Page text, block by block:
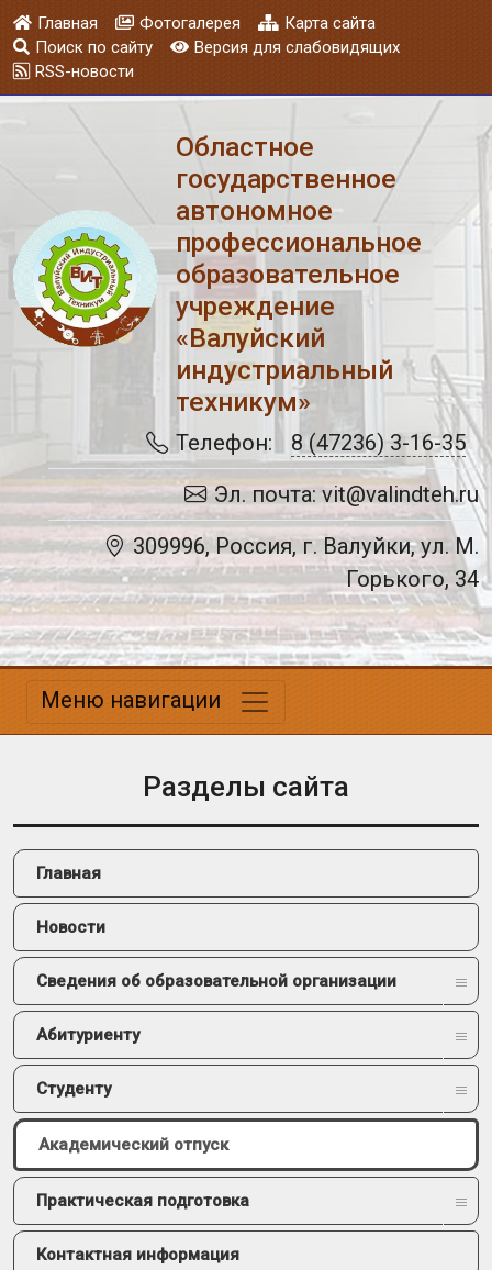
Главная Фотогалерея
Карта сайта
Поиск по сайту
Версия для слабовидящих
RSS-новости
Областное
государственное
автономное
профессиональное
образовательное
учреждение
«Валуйский
индустриальный
техникум»
Телефон:
8 (47236) 3-16-35
Эл. почта: vit@valindteh.ru
309996, Россия, г. Валуйки, ул. М.
Горького, 34
Меню навигации
Разделы сайта
Главная
Новости
Сведения об образовательной организации
Абитуриенту
Студенту
Академический отпуск
Практическая подготовка
Контактная информация